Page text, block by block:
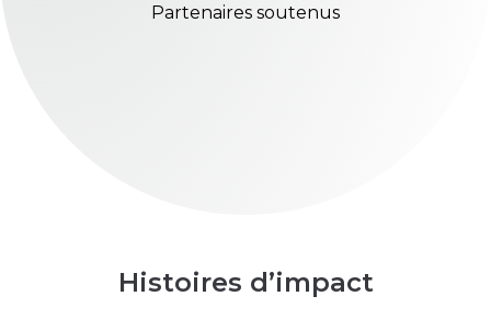
Partenaires soutenus
Histoires d’impact